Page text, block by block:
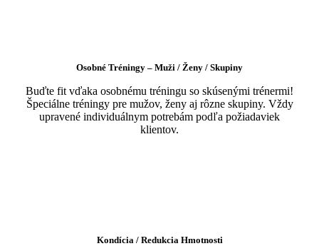
Osobné Tréningy – Muži / Ženy / Skupiny
Buďte fit vďaka osobnému tréningu so skúsenými trénermi!
Špeciálne tréningy pre mužov, ženy aj rôzne skupiny. Vždy
upravené individuálnym potrebám podľa požiadaviek
klientov.
Kondícia / Redukcia Hmotnosti